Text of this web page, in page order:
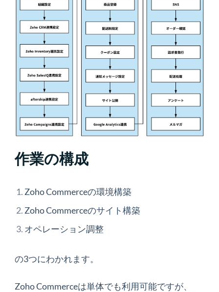
作業の構成
Zoho Commerceの環境構築
Zoho Commerceのサイト構築
オペレーション調整
の3つにわかれます。
Zoho Commerceは単体でも利用可能ですが、